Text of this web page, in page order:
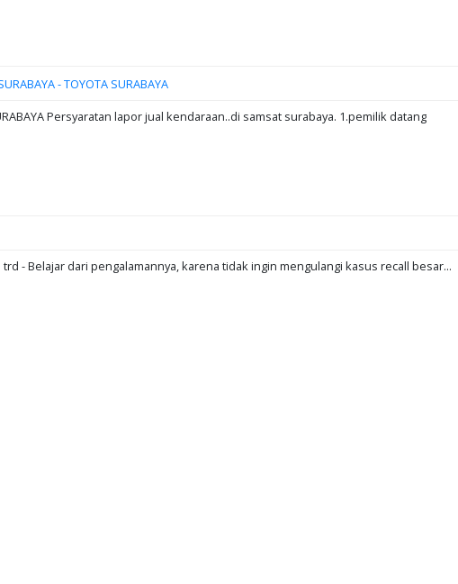
- TOYOTA SURABAYA
Persyaratan lapor jual kendaraan..di samsat surabaya. 1.pemilik datang
- Belajar dari pengalamannya, karena tidak ingin mengulangi kasus recall besar...